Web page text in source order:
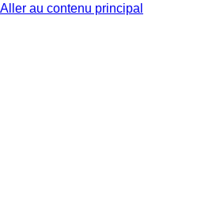
Aller au contenu principal